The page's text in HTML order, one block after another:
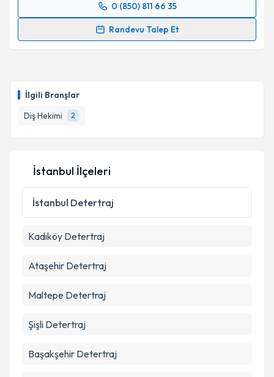
İlgili Branşlar
Diş Hekimi
2
0 (850) 811 66 35
Randevu Talep Et
Randevu Takvimi Talebi
E-posta Adresiniz
Kişisel verilerimin işlenmesine ilişkin
Metni'ni okudum ve kişisel verilerimin belirtilen
kapsamda işlenmesini kabul ediyorum.
İstanbul İlçeleri
İstanbul Detertraj
Kadıköy Detertraj
Ataşehir Detertraj
Maltepe Detertraj
Şişli Detertraj
Başakşehir Detertraj